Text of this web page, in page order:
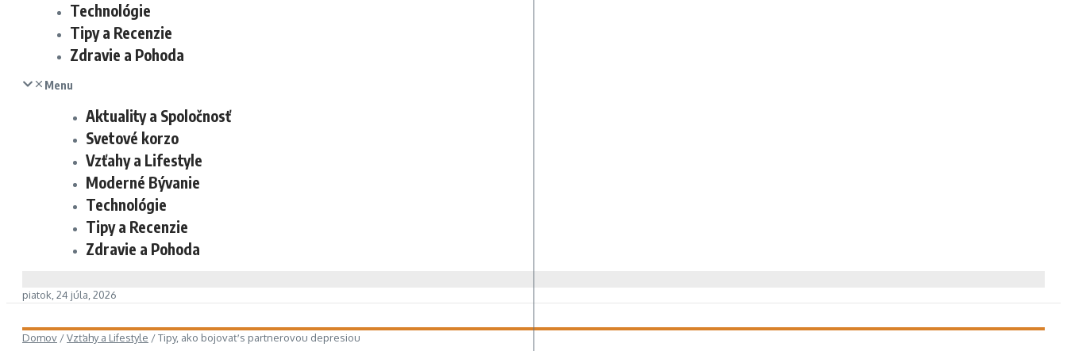
Technológie
Tipy a Recenzie
Zdravie a Pohoda
Menu
Aktuality a Spoločnosť
Svetové korzo
Vzťahy a Lifestyle
Moderné Bývanie
Technológie
Tipy a Recenzie
Zdravie a Pohoda
piatok, 24 júla, 2026
Domov /Vzťahy a Lifestyle /Tipy, ako bojovať s partnerovou depresiou